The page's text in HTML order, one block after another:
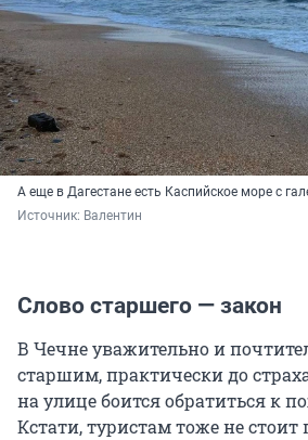
А еще в Дагестане есть Каспийское море с
Источник: Валентин
Слово старшего — закон
В Чечне уважительно и
старшим, практически до
на улице боится обратиться к
Кстати, туристам тоже не стоит